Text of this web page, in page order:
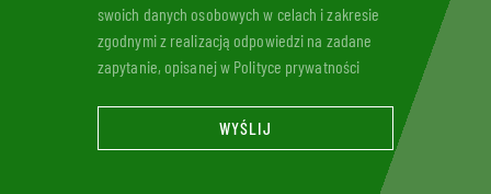
swoich danych osobowych w celach i zakresie
zgodnymi z realizacją odpowiedzi na zadane
zapytanie, opisanej w Polityce prywatności
WYŚLIJ